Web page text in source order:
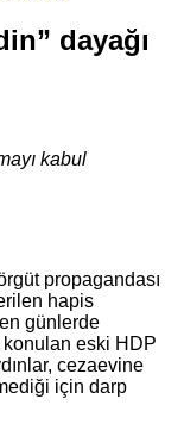
dayağı
kabul
propagandası
hapis
günlerde
konulan eski HDP
cezaevine
için darp